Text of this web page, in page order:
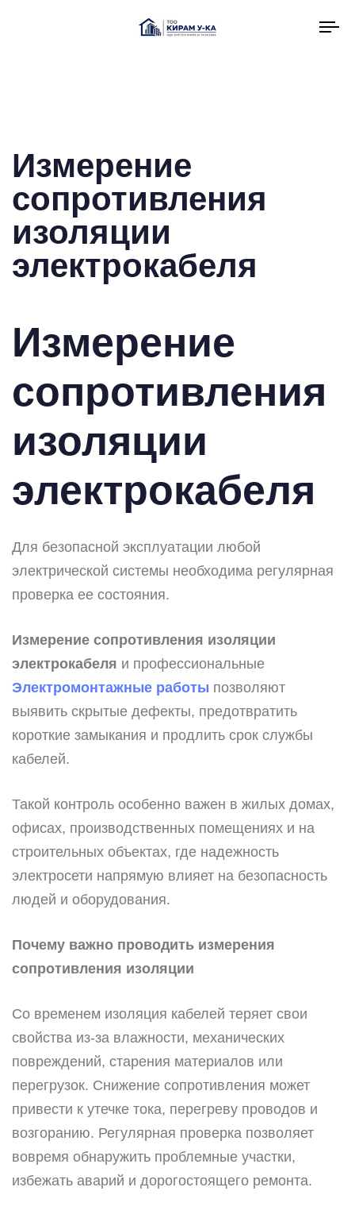
Измерение
сопротивления
изоляции
электрокабеля
Измерение
сопротивления
изоляции
электрокабеля
Для безопасной эксплуатации любой
электрической системы необходима регулярная
проверка ее состояния.
Измерение сопротивления изоляции
электрокабеля и профессиональные
Электромонтажные работы позволяют
выявить скрытые дефекты, предотвратить
короткие замыкания и продлить срок службы
кабелей.
Такой контроль особенно важен в жилых домах,
офисах, производственных помещениях и на
строительных объектах, где надежность
электросети напрямую влияет на безопасность
людей и оборудования.
Почему важно проводить измерения
сопротивления изоляции
Со временем изоляция кабелей теряет свои
свойства из-за влажности, механических
повреждений, старения материалов или
перегрузок. Снижение сопротивления может
привести к утечке тока, перегреву проводов и
возгоранию. Регулярная проверка позволяет
вовремя обнаружить проблемные участки,
избежать аварий и дорогостоящего ремонта.